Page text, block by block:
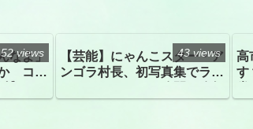
なよ」
か コン
52 views
【芸能】にゃんこスター・ア
ンゴラ村長、初写真集でラン
はデジタル写真集が異例の大
43 views
高
す